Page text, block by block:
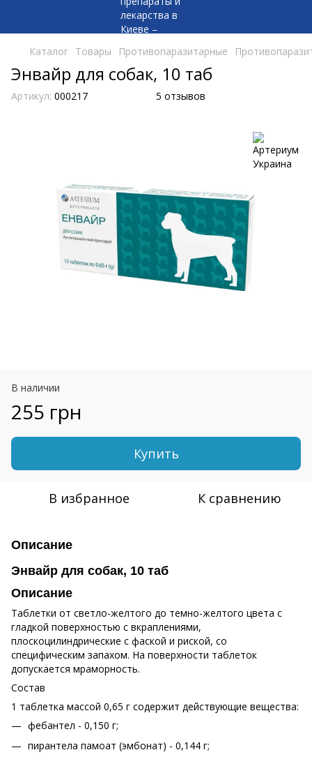
Каталог Товары Противопаразитарные
Энвайр для собак, 10 таб
Артикул: 000217 5 отзывов
В наличии
255 грн
Купить
В избранное К сравнению
Описание
Энвайр для собак, 10 таб
Описание
Таблетки от светло-желтого до темно-желтого цвета с
гладкой поверхностью с вкраплениями,
плоскоцилиндрические с фаской и риской, со
специфическим запахом. На поверхности таблеток
допускается мраморность.
Состав
1 таблетка массой 0,65 г содержит действующие вещества:
фебантел - 0,150 г;
пирантела памоат (эмбонат) - 0,144 г;